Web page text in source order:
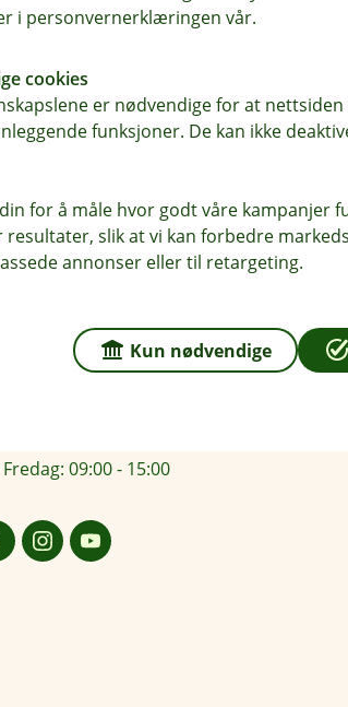
du oss
09:00 - 15:00
Om
Om oss
i personvernerklæringen vår.
cookies
er nødvendige for at
funksjoner. De kan ikke
for å måle hvor godt våre kampanjer
slik at vi kan forbedre
annonser eller til retargeting.
Kun nødvendige